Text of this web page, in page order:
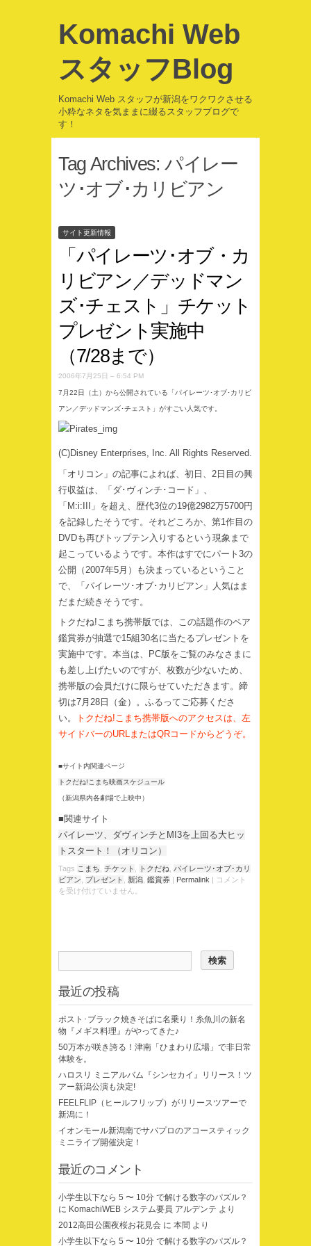
Komachi Web
スタッフBlog
Komachi Web スタッフが新潟をワクワクさせる
小粋なネタを気ままに綴るスタッフブログで
す！
Tag Archives:パイレー
ツ･オブ･カリビアン
サイト更新情報
「パイレーツ･オブ・カ
リビアン／デッドマン
ズ･チェスト」チケット
プレゼント実施中
（7/28まで）
2006年7月25日 – 6:54 PM
7月22日（土）から公開されている「パイレーツ･オブ･カリビ
アン／デッドマンズ･チェスト」がすごい人気です。
(C)Disney Enterprises, Inc. All Rights Reserved.
「オリコン」の記事によれば、初日、2日目の興
行収益は、「ダ･ヴィンチ･コード」、
「M:i:III」を超え、歴代3位の19億2982万5700円
を記録したそうです。それどころか、第1作目の
DVDも再びトップテン入りするという現象まで
起こっているようです。本作はすでにパート3の
公開（2007年5月）も決まっているということ
で、「パイレーツ･オブ･カリビアン」人気はま
だまだ続きそうです。
トクだね!こまち携帯版では、この話題作のペア
鑑賞券が抽選で15組30名に当たるプレゼントを
実施中です。本当は、PC版をご覧のみなさまに
も差し上げたいのですが、枚数が少ないため、
携帯版の会員だけに限らせていただきます。締
切は7月28日（金）。ふるってご応募くださ
い。
トクだね!こまち携帯版へのアクセスは、左
サイドバーのURLまたはQRコードからどうぞ。
■サイト内関連ページ
トクだね!こまち映画スケジュール
（新潟県内各劇場で上映中）
■関連サイト
パイレーツ、ダヴィンチとMI3を上回る大ヒッ
トスタート！（オリコン）
Tags こまち チケット トクだね
パイレーツ･オブ･カリ
ビアン
プレゼント 新潟 鑑賞券 | Permalink | コメント
を受け付けていません。
最近の投稿
ポスト･ブラック焼きそばに名乗り！糸魚川の新名
物『メギス料理』がやってきた♪
50万本が咲き誇る！津南「ひまわり広場」で非日常
体験を。
ハロスリ ミニアルバム『シンセカイ』リリース！ツ
アー新潟公演も決定!
FEELFLIP（ヒールフリップ）がリリースツアーで
新潟に！
イオンモール新潟南でサバプロのアコースティック
ミニライブ開催決定！
最近のコメント
小学生以下なら 5 〜 10分 で解ける数字のパズル？
に KomachiWEB システム要員 アルデンテ より
2012高田公園夜桜お花見会 に 本間 より
小学生以下なら 5 〜 10分 で解ける数字のパズル？